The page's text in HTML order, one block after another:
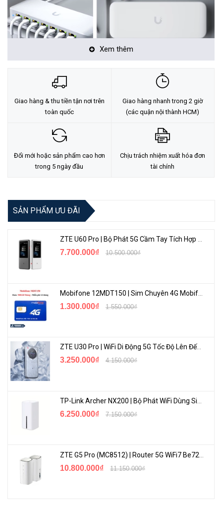
Ultra-60W hướng đến mô hình quản lý tập trung tích hợp nhiều thiết
khách hàng doanh nghiệp vừa và lớn, khách sạn, trường học.....
Thông số nổi bật của Switch USW-Ultra-60W
✪ PoE Passthrough Port:7 PoE+; 1 PoE++ input
✪ Hiệu suất: 8 Gbps
✪ Năng suất chuyển tiếp: 12 Mpps
✪ Nguồn tiêu thụ tối đa: 60W
✪ Miễn phí tài khoản Cloud trọn đời thiết bị
Xem thêm
Giao hàng & thu tiền tận nơi trên
toàn quốc
Giao hàng nhanh trong 2 giờ
(các quận nội thành HCM)
Đổi mới hoặc sản phẩm cao hơn
trong 5 ngày đầu
Chịu trách nhiệm xuất hóa đơn
tài chính
SẢN PHẨM ƯU ĐÃI
ZTE U60 Pro | Bộ Phát 5G Cầm Tay Tích Hợp Công Nghệ WiFi 7, Pin 10000mAh
7.700.000₫ 10.500.000₫
1.300.000₫ 1.550.000₫
ZTE U30 Pro | WiFi Di Động 5G Tốc Độ Lên Đến 500Mbps, Màn Hình Cảm Ứng
3.250.000₫ 4.150.000₫
6.250.000₫ 7.150.000₫
10.800.000₫ 11.150.000₫